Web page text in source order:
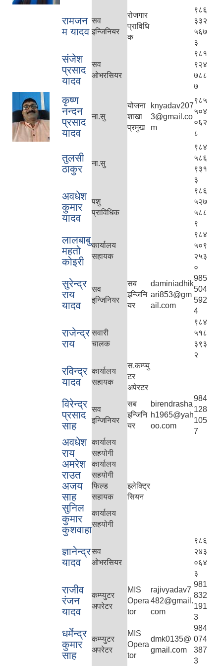
रामजन
म यादव
सव
इन्जिनियर
रोजगार
प्राविधि
क
९८६
३३२
५६७
३
संजेश
प्रसाद
यादव
सव
ओभरसियर
९८१
९२४
७८८
७
कृष्ण
नन्दन
प्रसाद
यादव
ना.सु
योजना
शाखा
प्रमुख
knyadav207
3@gmail.co
m
९८५
५०४
०६२
८
तुलसी
ठाकुर
ना.सु
९८४
५८६
९३१
३
अवधेश
कुमार
यादव
पशु
प्राविधिक
९८६
५२७
५८८
९
लालबाबु
महतो
कोइरी
कार्यालय
सहायक
९८४
५०९
२५३
०
सुरेन्द्र
राय
यादव
सव
इन्जिनियर
सब
इन्जिनि
यर
daminiadhik
ari853@gm
ail.com
985
504
592
4
राजेन्द्र
राय
सवारी
चालक
९८४
५१८
३९३
२
रविन्द्र
यादव
कार्यालय
सहायक
स.कम्प्यु
टर
अपेरटर
विरेन्द्र
प्रसाद
साह
सव
इन्जिनियर
सब
इन्जिनि
यर
birendrasha
h1965@yah
oo.com
984
128
105
7
अवधेश
राय
कार्यालय
सहयोगी
अमरेश
राउत
कार्यालय
सहयोगी
अजय
साह
फिल्ड
सहायक
इलेक्ट्रि
सियन
सुनिल
कुमार
कुशवाहा
कार्यालय
सहयोगी
ज्ञानेन्द्र
यादव
सव
ओभरसियर
९८६
२४३
०६४
३
राजीव
रंजन
यादव
कम्प्युटर
अपरेटर
MIS
Opera
tor
rajivyadav7
482@gmail.
com
981
832
191
3
धर्मेन्द्र
कुमार
साह
कम्प्युटर
अपरेटर
MIS
Opera
tor
dmk0135@
gmail.com
984
074
387
3